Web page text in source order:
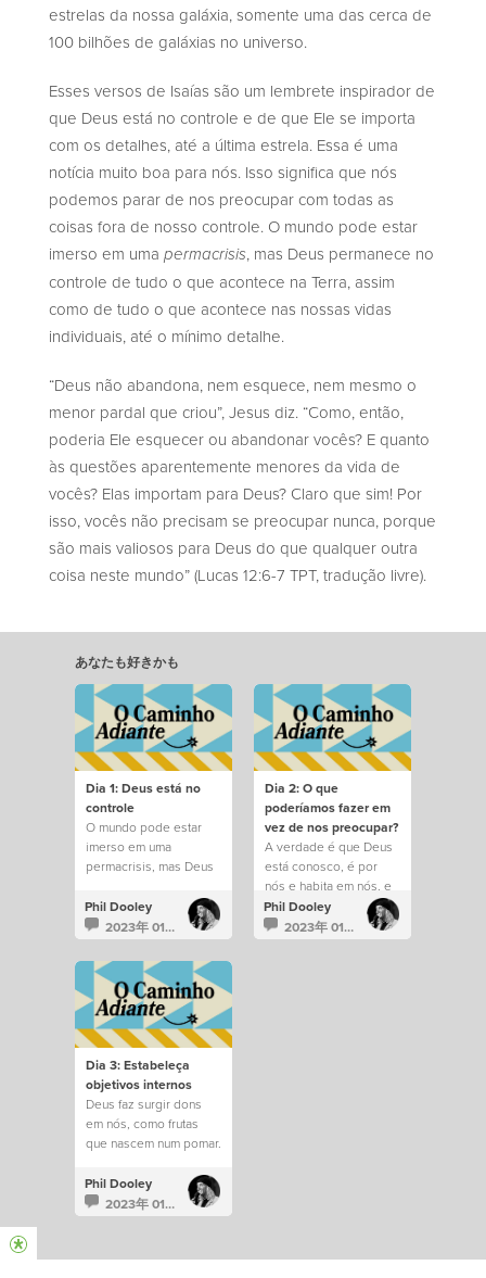
estrelas da nossa galáxia, somente uma das cerca de
100 bilhões de galáxias no universo.
Esses versos de Isaías são um lembrete inspirador de
que Deus está no controle e de que Ele se importa
com os detalhes, até a última estrela. Essa é uma
notícia muito boa para nós. Isso significa que nós
podemos parar de nos preocupar com todas as
coisas fora de nosso controle. O mundo pode estar
imerso em uma permacrisis, mas Deus permanece no
controle de tudo o que acontece na Terra, assim
como de tudo o que acontece nas nossas vidas
individuais, até o mínimo detalhe.
“Deus não abandona, nem esquece, nem mesmo o
menor pardal que criou”, Jesus diz. “Como, então,
poderia Ele esquecer ou abandonar vocês? E quanto
às questões aparentemente menores da vida de
vocês? Elas importam para Deus? Claro que sim! Por
isso, vocês não precisam se preocupar nunca, porque
são mais valiosos para Deus do que qualquer outra
coisa neste mundo” (Lucas 12:6-7 TPT, tradução livre).
あなたも好きかも
Dia 1: Deus está no
controle
O mundo pode estar
imerso em uma
permacrisis, mas Deus
de tudo.
Phil Dooley
2023年 01月 1日
Dia 2: O que
poderíamos fazer em
vez de nos preocupar?
A verdade é que Deus
está conosco, é por
nós e habita em nós, e
saber disso muda tudo.
Phil Dooley
2023年 01月 1日
Dia 3: Estabeleça
objetivos internos
Deus faz surgir dons
em nós, como frutas
que nascem num pomar.
Phil Dooley
2023年 01月 1日